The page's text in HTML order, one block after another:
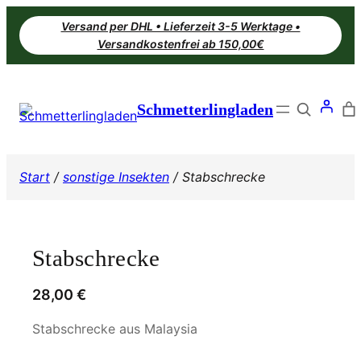
Zum
Inhalt
springen
Versand per DHL • Lieferzeit 3-5 Werktage •
Versandkostenfrei ab 150,00€
Schmetterlingladen Search
Start / sonstige Insekten / Stabschrecke
Stabschrecke
28,00 €
Stabschrecke aus Malaysia